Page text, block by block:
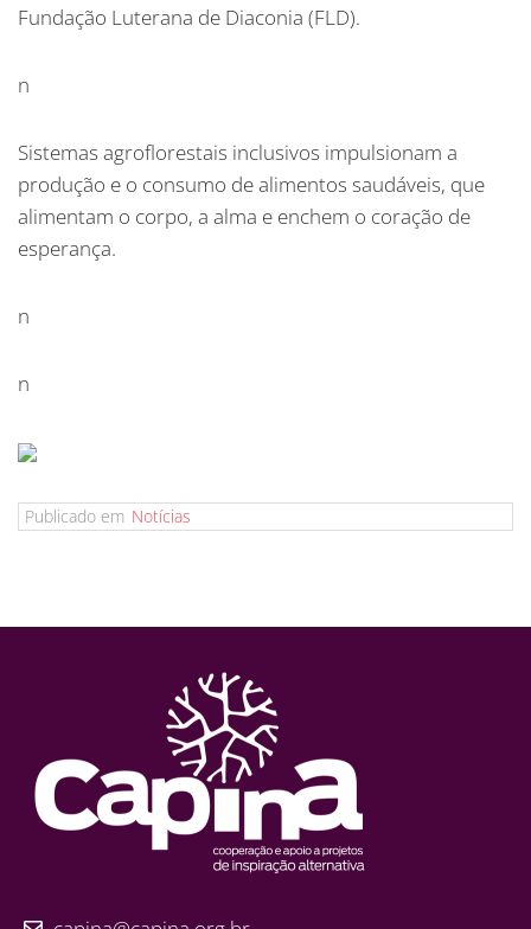
Fundação Luterana de Diaconia (FLD).
n
Sistemas agroflorestais inclusivos impulsionam a
produção e o consumo de alimentos saudáveis, que
alimentam o corpo, a alma e enchem o coração de
esperança.
n
n
Publicado em Notícias